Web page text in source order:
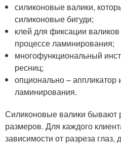
силиконовые валики,
силиконовые бигуди;
клей для фиксации
процессе ламинирования;
многофункциональный
ресниц;
опционально – аппликатор
ламинирования.
Силиконовые валики бывают
размеров. Для каждого
зависимости от разреза